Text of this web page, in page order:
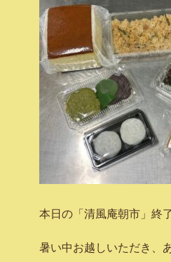
本日の「清風庵朝市」終
暑い中お越しいただき、